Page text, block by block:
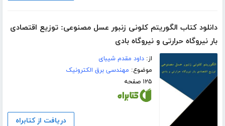
دانلود کتاب الگوریتم کلونی زنبور عسل مصنوعی: توزیع اقتصادی
بار نیروگاه حرارتی و نیروگاه بادی
از:داود مقدم شیبای
موضوع: مهندسی برق الکترونیک
۱۲۵ صفحه
دریافت از کتابراه